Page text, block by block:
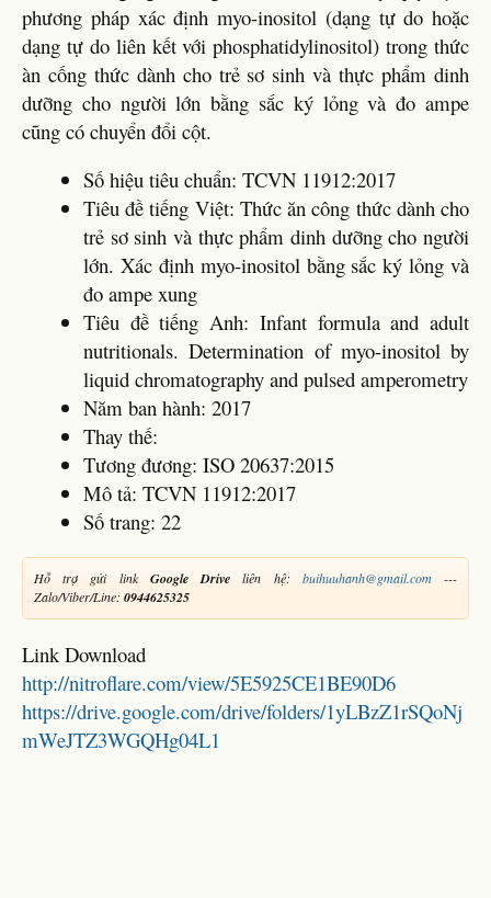
phương pháp xác định myo-inositol (dạng tự do hoặc
dạng tự do liên kết với phosphatidylinositol) trong thức
àn cống thức dành cho trẻ sơ sinh và thực phẩm dinh
dưỡng cho người lớn bằng sắc ký lỏng và đo ampe
cũng có chuyển đổi cột.
Số hiệu tiêu chuẩn: TCVN 11912:2017
Tiêu đề tiếng Việt: Thức ăn công thức dành cho
trẻ sơ sinh và thực phẩm dinh dưỡng cho người
lớn. Xác định myo-inositol bằng sắc ký lỏng và
đo ampe xung
Tiêu đề tiếng Anh: Infant formula and adult
nutritionals. Determination of myo-inositol by
liquid chromatography and pulsed amperometry
Năm ban hành: 2017
Thay thế:
Tương đương: ISO 20637:2015
Mô tả: TCVN 11912:2017
Số trang: 22
Hỗ trợ gửi link Google Drive liên hệ: buihuuhanh@gmail.com---
Zalo/Viber/Line: 0944625325
Link Download
http://nitroflare.com/view/5E5925CE1BE90D6
https://drive.google.com/drive/folders/1yLBzZ1rSQoNj
mWeJTZ3WGQHg04L1